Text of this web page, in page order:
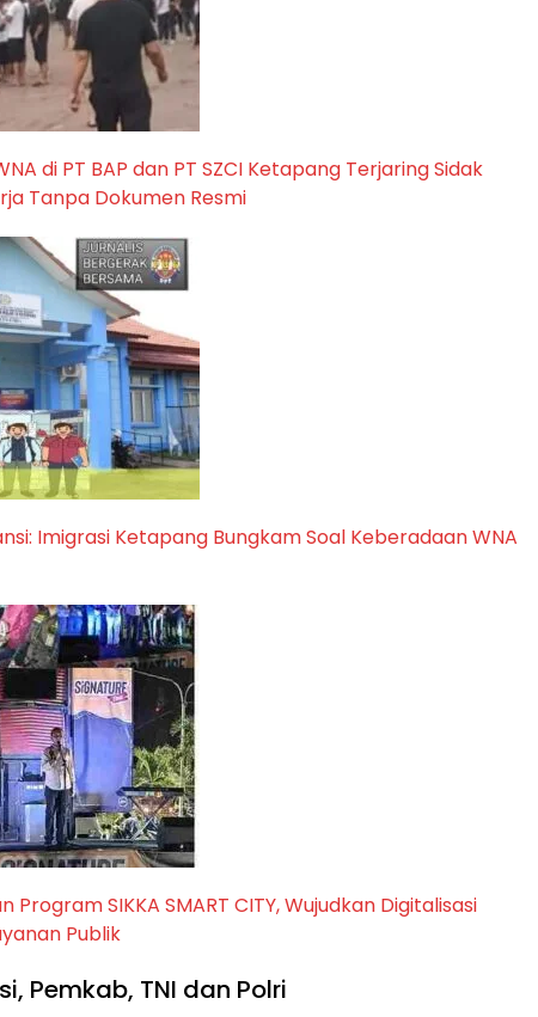
di PT BAP dan PT SZCI Ketapang Terjaring Sidak
Tanpa Dokumen Resmi
Imigrasi Ketapang Bungkam Soal Keberadaan WNA
Program SIKKA SMART CITY, Wujudkan Digitalisasi
Publik
Pemkab, TNI dan Polri